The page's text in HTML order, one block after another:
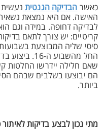
כאשר הבדיקה הגנטית נעשית
האישה. אם היא נמצאת נשאית
לבדיקה דחופה. במידה וגם
קריטיים: יש צורך לתאם
החל מהשבוע
שאם חלילה יידרשו החלטות
הם יבוצעו בשלבים שבהם
ביותר.
מתי נכון לבצע בדיקות לאיתור